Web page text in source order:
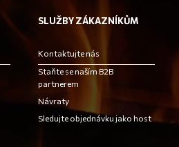
SLUŽBY ZÁKAZNÍKŮM
Kontaktujte nás
Staňte se naším B2B
partnerem
Návraty
Sledujte objednávku jako host